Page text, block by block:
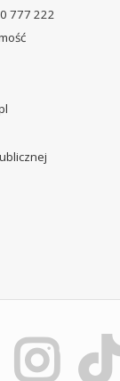
777 222